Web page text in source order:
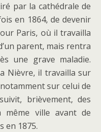
par la cathédrale de
en 1864, de devenir
Paris, où il travailla
parent, mais rentra
une grave maladie.
Nièvre, il travailla sur
sur celui de
brièvement, des
même ville avant de
en 1875.